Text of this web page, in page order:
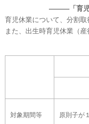
―――「育児
育児休業について、分割取
また、出生時育児休業（
対象期間等 原則子が